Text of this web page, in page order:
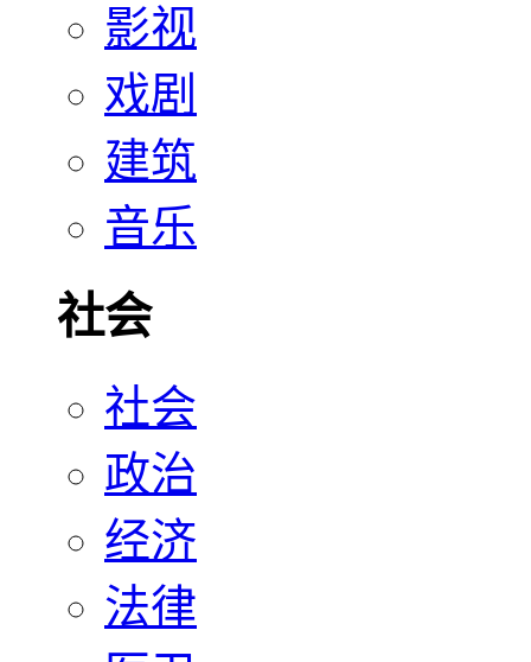
影视
戏剧
建筑
音乐
社会
社会
政治
经济
法律